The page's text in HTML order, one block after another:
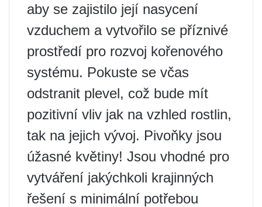
aby se zajistilo její nasycení
vzduchem a vytvořilo se příznivé
prostředí pro rozvoj kořenového
systému. Pokuste se včas
odstranit plevel, což bude mít
pozitivní vliv jak na vzhled rostlin,
tak na jejich vývoj. Pivoňky jsou
úžasné květiny! Jsou vhodné pro
vytváření jakýchkoli krajinných
řešení s minimální potřebou